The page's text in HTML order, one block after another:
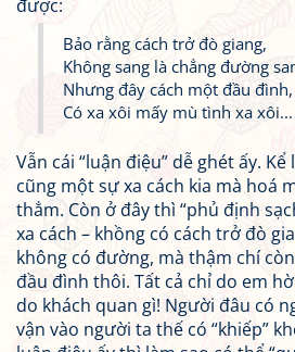
được:
Bảo rằng cách trở đò giang,
Không sang là chẳng đường
Nhưng đây cách một đầu đình,
Có xa xôi mấy mù tình xa xôi...
Vẫn cái “luận điệu” dễ ghét ấy.
cũng một sự xa cách kia mà hoá
thẳm. Còn ở đây thì “phủ định
xa cách – khồng có cách trở đò
không có đường, mà thậm chí
đầu đình thôi. Tất cả chỉ do em
do khách quan gì! Người đâu có
vận vào người ta thế có “khiếp”